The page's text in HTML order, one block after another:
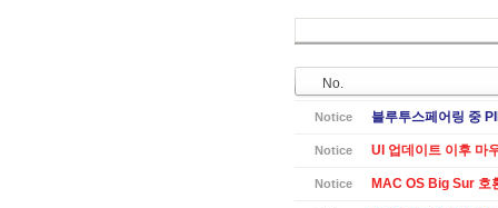
No.
Notice 블루투스페어링 중
Notice UI 업데이트 이후 마
Notice MAC OS Big Sur 호